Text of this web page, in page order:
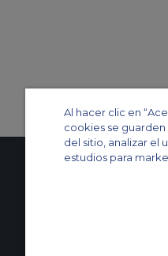
Al hacer clic en
cookies se guarden
del sitio, analizar el
estudios para